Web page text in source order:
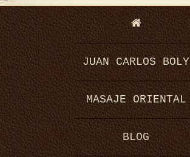
JUAN CARLOS BOLY
MASAJE ORIENTAL
BLOG